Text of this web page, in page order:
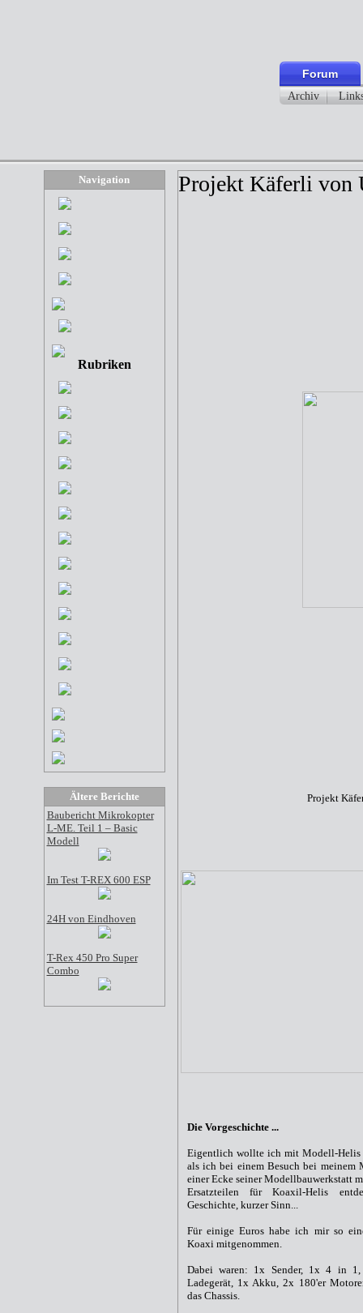
Forum
Archiv
Navigation
Rubriken
Ältere Berichte
Baubericht Mikrokopter
L-ME. Teil 1 – Basic
Modell
Im Test T-REX 600 ESP
24H von Eindhoven
T-Rex 450 Pro Super
Combo
Projekt Käferli von
Projekt
Die Vorgeschichte ...
Eigentlich wollte ich mit Modell-Helis
als ich bei einem Besuch bei meinem
einer Ecke seiner Modellbauwerkstatt
Ersatzteilen für Koaxil-Helis
Geschichte, kurzer Sinn...
Für einige Euros habe ich mir so
Koaxi mitgenommen.
Dabei waren: 1x Sender, 1x 4 in
Ladegerät, 1x Akku, 2x 180'er
das Chassis.